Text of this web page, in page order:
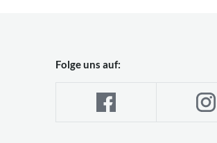
Folge uns auf: